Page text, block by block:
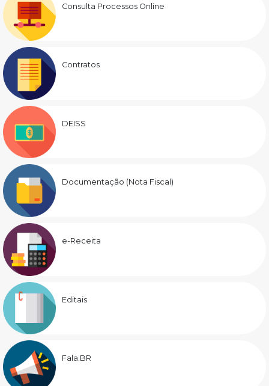
Consulta Processos Online
Contratos
DEISS
Documentação (Nota Fiscal)
e-Receita
Editais
Fala.BR